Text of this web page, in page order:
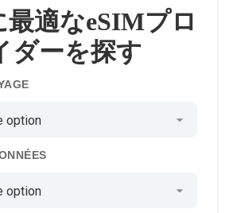
最適なeSIMプロ
ダーを探す